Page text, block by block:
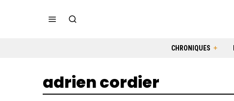
CHRONIQUES
adrien cordier